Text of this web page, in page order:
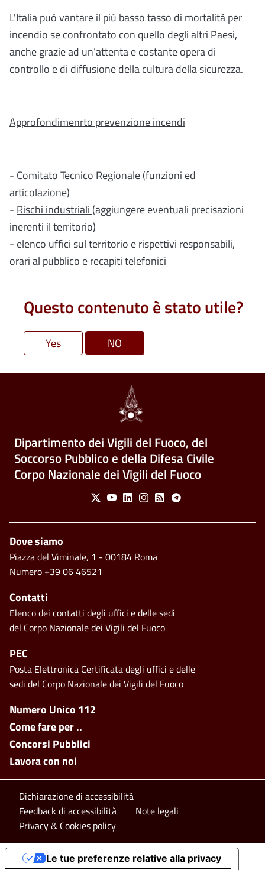
L'Italia può vantare il più basso tasso di mortalità per
incendio se confrontato con quello degli altri Paesi,
anche grazie ad un’attenta e costante opera di
controllo e di diffusione della cultura della sicurezza.
Approfondimenrto prevenzione incendi
- Comitato Tecnico Regionale (funzioni ed
articolazione)
- Rischi industriali (aggiungere eventuali precisazioni
inerenti il territorio)
- elenco uffici sul territorio e rispettivi responsabili,
orari al pubblico e recapiti telefonici
Questo contenuto è stato utile?
Dipartimento dei Vigili del Fuoco, del
Soccorso Pubblico e della Difesa Civile
Corpo Nazionale dei Vigili del Fuoco
Social Menu
X YoutubeLinkedinInstagram
Feed Telegram
Footer side menu
Numero Unico 112
Come fare per ..
Concorsi Pubblici
Lavora con noi
Piè di pagina
Dove siamo
Piazza del Viminale, 1 - 00184 Roma
Numero +39 06 46521
Contatti
Elenco dei contatti degli uffici e delle sedi
del Corpo Nazionale dei Vigili del Fuoco
PEC
Posta Elettronica Certificata degli uffici e delle
sedi del Corpo Nazionale dei Vigili del Fuoco
Footer bottom
Dichiarazione di accessibilità
Feedback di accessibilità
Note legali
Privacy & Cookies policy
Le tue preferenze relative alla privacy